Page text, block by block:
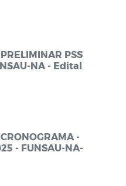
PSS
NA - Edital
-
- FUNSAU-NA-